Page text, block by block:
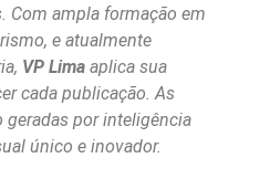
Com ampla formação em
e atualmente
VP Lima aplica sua
cada publicação. As
por inteligência
único e inovador.